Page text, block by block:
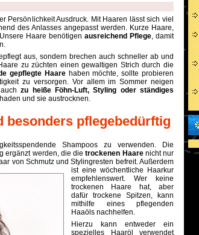
Persönlichkeit Ausdruck. Mit Haaren lässt sich viel
des Anlasses angepasst werden. Kurze Haare,
Haare benötigenausreichend Pflege, damit
aus, sondern brechen auch schneller ab und
zu züchten einen gewaltigen Strich durch die
gepflegte Haarehaben möchte, sollte probieren
zu versorgen. Vor allem im Sommer neigen
auchzu heiße Föhn-Luft, Styling oder ständiges
und sie austrocknen.
besonders pflegebedürftig
Shampoos zu verwenden. Die
ergänzt werden, die dietrockenen Haarenicht nur
von Schmutz und Stylingresten befreit. Außerdem
ist eine wöchentliche Haarkur
empfehlenswert. Wer keine
trockenen Haare hat, aber
dafür trockene Spitzen, kann
mithilfe eines pflegenden
Haaöls nachhelfen.
Hierzu kann entweder ein
spezielles Haaröl verwendet